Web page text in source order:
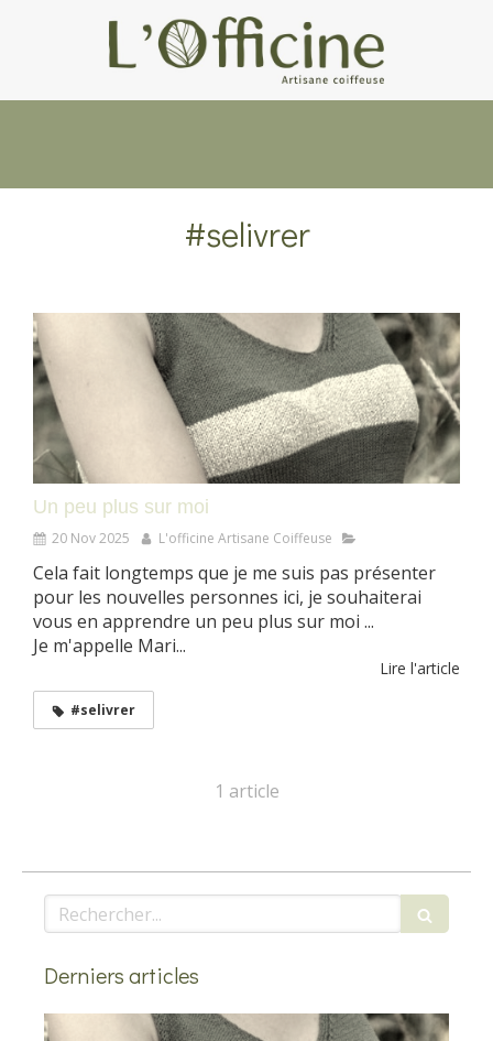
#selivrer
Un peu plus sur moi
20 Nov 2025 L'officine Artisane Coiffeuse
Cela fait longtemps que je me suis pas présenter
pour les nouvelles personnes ici, je souhaiterai
vous en apprendre un peu plus sur moi ...
Je m'appelle Mari...
Lire l'article
#selivrer
1 article
Rechercher
Derniers articles